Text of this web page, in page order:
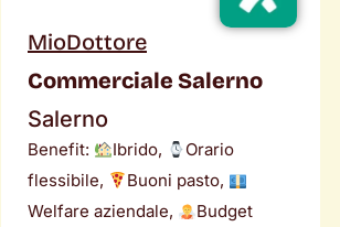
MioDottore
Commerciale Salerno
Salerno
Benefit: Ibrido,
Orario
flessibile,
Buoni pasto,
Welfare aziendale,
Budget